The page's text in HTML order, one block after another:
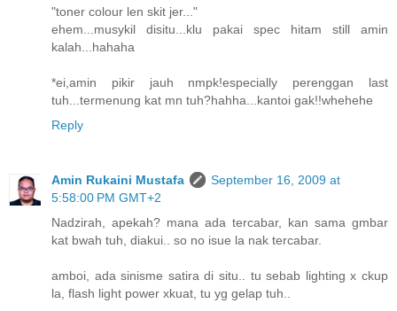
"toner colour len skit jer..."
ehem...musykil disitu...klu pakai spec hitam still amin
kalah...hahaha
*ei,amin pikir jauh nmpk!especially perenggan last
tuh...termenung kat mn tuh?hahha...kantoi gak!!whehehe
Reply
Amin Rukaini Mustafa
September 16, 2009 at
5:58:00 PM GMT+2
Nadzirah, apekah? mana ada tercabar, kan sama gmbar
kat bwah tuh, diakui.. so no isue la nak tercabar.
amboi, ada sinisme satira di situ.. tu sebab lighting x ckup
la, flash light power xkuat, tu yg gelap tuh..